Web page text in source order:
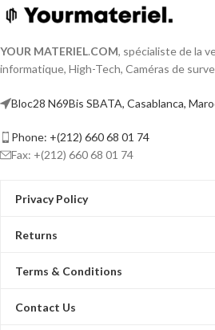
YOUR MATERIEL.COM, spécialiste de la
informatique, High-Tech, Caméras de
Bloc28 N69Bis SBATA, Casablanca,
Phone: +(212) 660 68 01 74
Fax: +(212) 660 68 01 74
Privacy Policy
Returns
Terms & Conditions
Contact Us